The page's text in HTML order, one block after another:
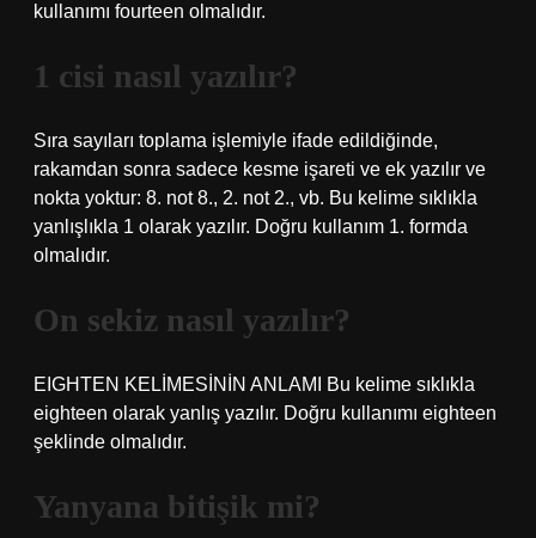
kullanımı fourteen olmalıdır.
1 cisi nasıl yazılır?
Sıra sayıları toplama işlemiyle ifade edildiğinde,
rakamdan sonra sadece kesme işareti ve ek yazılır ve
nokta yoktur: 8. not 8., 2. not 2., vb. Bu kelime sıklıkla
yanlışlıkla 1 olarak yazılır. Doğru kullanım 1. formda
olmalıdır.
On sekiz nasıl yazılır?
EIGHTEN KELİMESİNİN ANLAMI Bu kelime sıklıkla
eighteen olarak yanlış yazılır. Doğru kullanımı eighteen
şeklinde olmalıdır.
Yanyana bitişik mi?